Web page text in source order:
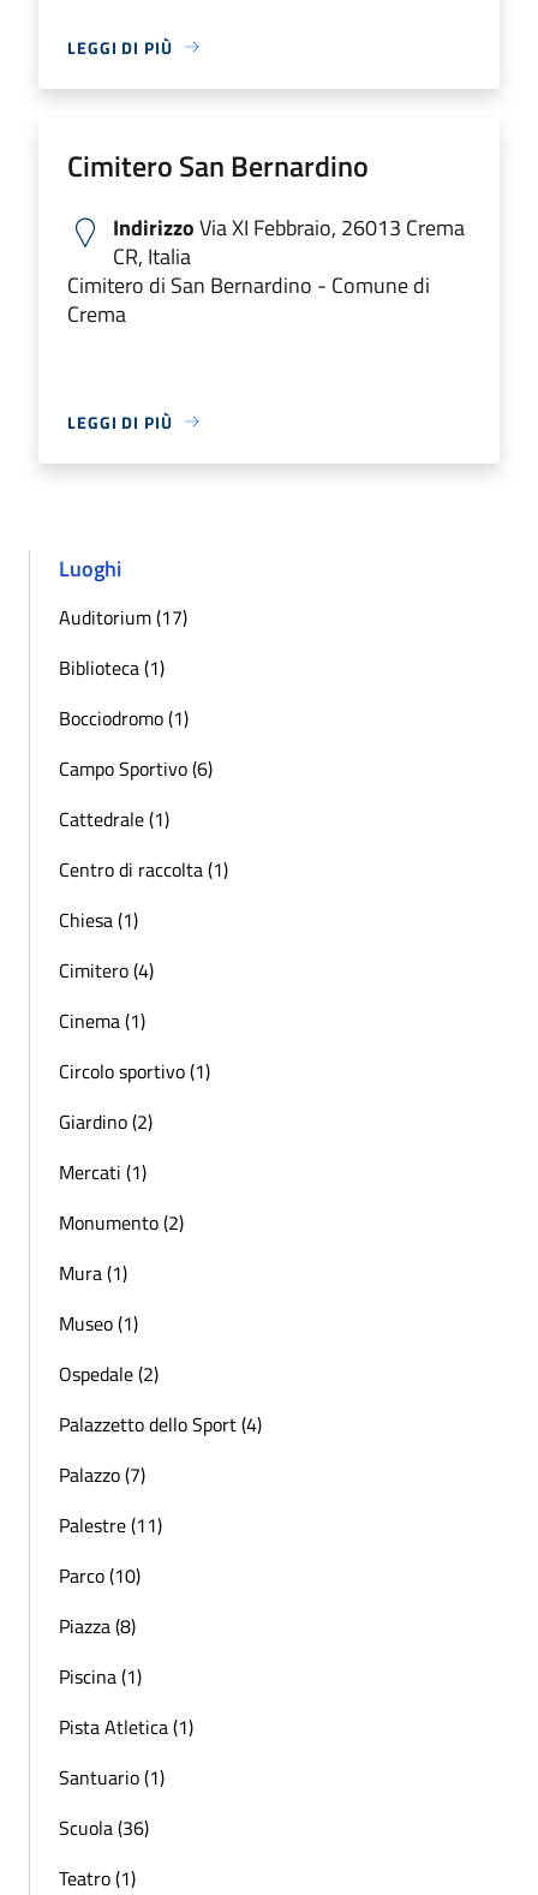
LEGGI DI PIÙ
Cimitero San Bernardino
IndirizzoVia XI Febbraio, 26013 Crema
CR, Italia
Cimitero di San Bernardino - Comune di
Crema
LEGGI DI PIÙ
Luoghi
Auditorium (17)
Biblioteca (1)
Bocciodromo (1)
Campo Sportivo (6)
Cattedrale (1)
Centro di raccolta (1)
Chiesa (1)
Cimitero (4)
Cinema (1)
Circolo sportivo (1)
Giardino (2)
Mercati (1)
Monumento (2)
Mura (1)
Museo (1)
Ospedale (2)
Palazzetto dello Sport (4)
Palazzo (7)
Palestre (11)
Parco (10)
Piazza (8)
Piscina (1)
Pista Atletica (1)
Santuario (1)
Scuola (36)
Teatro (1)